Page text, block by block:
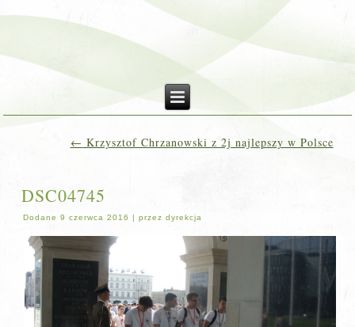
← Krzysztof Chrzanowski z 2j najlepszy w Polsce
DSC04745
Dodane 9 czerwca 2016 |przez dyrekcja